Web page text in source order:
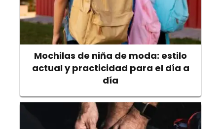
Mochilas de niña de moda: estilo
actual y practicidad para el día a
día